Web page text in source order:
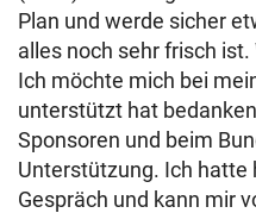
Plan und werde sicher
alles noch sehr frisch
Ich möchte mich bei
unterstützt hat
Sponsoren und beim
Unterstützung. Ich hatte
Gespräch und kann mir